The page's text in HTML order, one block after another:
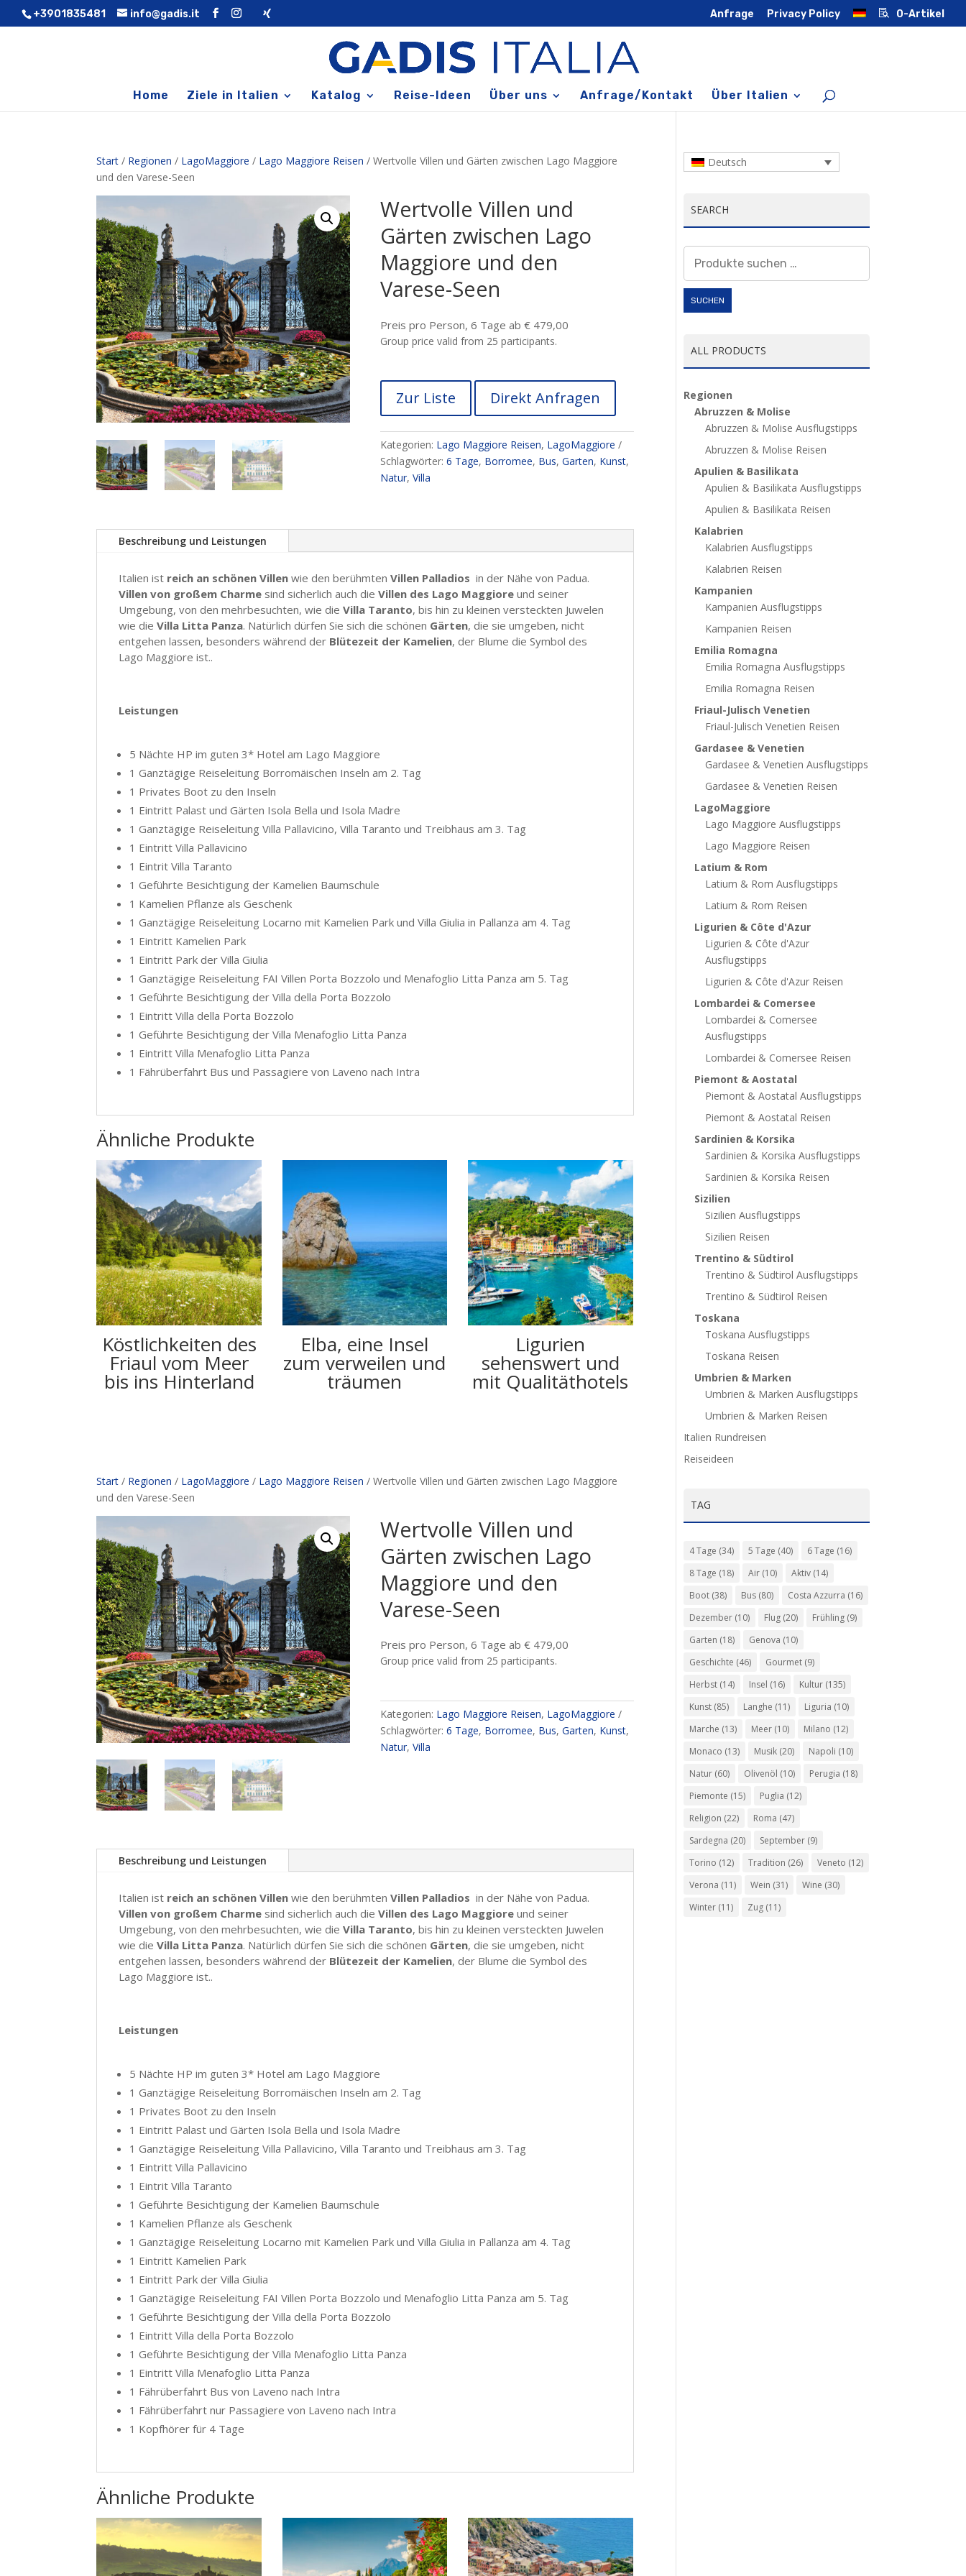
+3901835481 info@gadis.it Anfrage Privacy Policy 0-Artikel
Home Ziele in Italien Katalog Reise-Ideen Über uns Anfrage/Kontakt Über Italien
Start / Regionen / LagoMaggiore / Lago Maggiore Reisen / Wertvolle Villen und Gärten zwischen Lago Maggiore
und den Varese-Seen
Wertvolle Villen und
Gärten zwischen Lago
Maggiore und den
Varese-Seen
Preis pro Person, 6 Tage ab € 479,00
Group price valid from 25 participants.
Zur Liste Direkt Anfragen
Kategorien: Lago Maggiore Reisen, LagoMaggiore
Schlagwörter: 6 Tage, Borromee, Bus, Garten, Kunst,
Natur, Villa
Beschreibung und Leistungen
Italien ist reich an schönen Villen wie den berühmtenVillen Palladios in der Nähe von Padua.
Villen von großem Charme sind sicherlich auch dieVillen des Lago Maggiore und seiner
Umgebung, von den mehrbesuchten, wie dieVilla Taranto, bis hin zu kleinen versteckten Juwelen
wie dieVilla Litta Panza. Natürlich dürfen Sie sich die schönen Gärten, die sie umgeben, nicht
entgehen lassen, besonders während der Blütezeit der Kamelien, der Blume die Symbol des
Lago Maggiore ist..
Leistungen
5 Nächte HP im guten 3* Hotel am Lago Maggiore
1 Ganztägige Reiseleitung Borromäischen Inseln am 2. Tag
1 Privates Boot zu den Inseln
1 Eintritt Palast und Gärten Isola Bella und Isola Madre
1 Ganztägige Reiseleitung Villa Pallavicino, Villa Taranto und Treibhaus am 3. Tag
1 Eintritt Villa Pallavicino
1 Eintrit Villa Taranto
1 Geführte Besichtigung der Kamelien Baumschule
1 Kamelien Pflanze als Geschenk
1 Ganztägige Reiseleitung Locarno mit Kamelien Park und Villa Giulia in Pallanza am 4. Tag
1 Eintritt Kamelien Park
1 Eintritt Park der Villa Giulia
1 Ganztägige Reiseleitung FAI Villen Porta Bozzolo und Menafoglio Litta Panza am 5. Tag
1 Geführte Besichtigung der Villa della Porta Bozzolo
1 Eintritt Villa della Porta Bozzolo
1 Geführte Besichtigung der Villa Menafoglio Litta Panza
1 Eintritt Villa Menafoglio Litta Panza
1 Fährüberfahrt Bus und Passagiere von Laveno nach Intra
Ähnliche Produkte
Köstlichkeiten des
Friaul vom Meer
bis ins Hinterland
Elba, eine Insel
zum verweilen und
träumen
Ligurien
sehenswert und
mit Qualitäthotels
Start / Regionen / LagoMaggiore / Lago Maggiore Reisen / Wertvolle Villen und Gärten zwischen Lago Maggiore
und den Varese-Seen
Wertvolle Villen und
Gärten zwischen Lago
Maggiore und den
Varese-Seen
Preis pro Person, 6 Tage ab € 479,00
Group price valid from 25 participants.
Kategorien: Lago Maggiore Reisen, LagoMaggiore
Schlagwörter: 6 Tage, Borromee, Bus, Garten, Kunst,
Natur, Villa
Beschreibung und Leistungen
Italien ist reich an schönen Villen wie den berühmtenVillen Palladios in der Nähe von Padua.
Villen von großem Charme sind sicherlich auch dieVillen des Lago Maggiore und seiner
Umgebung, von den mehrbesuchten, wie dieVilla Taranto, bis hin zu kleinen versteckten Juwelen
wie dieVilla Litta Panza. Natürlich dürfen Sie sich die schönen Gärten, die sie umgeben, nicht
entgehen lassen, besonders während der Blütezeit der Kamelien, der Blume die Symbol des
Lago Maggiore ist..
Leistungen
5 Nächte HP im guten 3* Hotel am Lago Maggiore
1 Ganztägige Reiseleitung Borromäischen Inseln am 2. Tag
1 Privates Boot zu den Inseln
1 Eintritt Palast und Gärten Isola Bella und Isola Madre
1 Ganztägige Reiseleitung Villa Pallavicino, Villa Taranto und Treibhaus am 3. Tag
1 Eintritt Villa Pallavicino
1 Eintrit Villa Taranto
1 Geführte Besichtigung der Kamelien Baumschule
1 Kamelien Pflanze als Geschenk
1 Ganztägige Reiseleitung Locarno mit Kamelien Park und Villa Giulia in Pallanza am 4. Tag
1 Eintritt Kamelien Park
1 Eintritt Park der Villa Giulia
1 Ganztägige Reiseleitung FAI Villen Porta Bozzolo und Menafoglio Litta Panza am 5. Tag
1 Geführte Besichtigung der Villa della Porta Bozzolo
1 Eintritt Villa della Porta Bozzolo
1 Geführte Besichtigung der Villa Menafoglio Litta Panza
1 Eintritt Villa Menafoglio Litta Panza
1 Fährüberfahrt Bus von Laveno nach Intra
1 Fährüberfahrt nur Passagiere von Laveno nach Intra
1 Kopfhörer für 4 Tage
Ähnliche Produkte
Deutsch
SEARCH
nach:
SUCHEN
ALL PRODUCTS
Regionen
Abruzzen & Molise
Abruzzen & Molise Ausflugstipps
Abruzzen & Molise Reisen
Apulien & Basilikata
Apulien & Basilikata Ausflugstipps
Apulien & Basilikata Reisen
Kalabrien
Kalabrien Ausflugstipps
Kalabrien Reisen
Kampanien
Kampanien Ausflugstipps
Kampanien Reisen
Emilia Romagna
Emilia Romagna Ausflugstipps
Emilia Romagna Reisen
Friaul-Julisch Venetien
Friaul-Julisch Venetien Reisen
Gardasee & Venetien
Gardasee & Venetien Ausflugstipps
Gardasee & Venetien Reisen
LagoMaggiore
Lago Maggiore Ausflugstipps
Lago Maggiore Reisen
Latium & Rom
Latium & Rom Ausflugstipps
Latium & Rom Reisen
Ligurien & Côte d'Azur
Ligurien & Côte d'Azur
Ausflugstipps
Ligurien & Côte d'Azur Reisen
Lombardei & Comersee
Lombardei & Comersee
Ausflugstipps
Lombardei & Comersee Reisen
Piemont & Aostatal
Piemont & Aostatal Ausflugstipps
Piemont & Aostatal Reisen
Sardinien & Korsika
Sardinien & Korsika Ausflugstipps
Sardinien & Korsika Reisen
Sizilien
Sizilien Ausflugstipps
Sizilien Reisen
Trentino & Südtirol
Trentino & Südtirol Ausflugstipps
Trentino & Südtirol Reisen
Toskana
Toskana Ausflugstipps
Toskana Reisen
Umbrien & Marken
Umbrien & Marken Ausflugstipps
Umbrien & Marken Reisen
Italien Rundreisen
Reiseideen
TAG
4 Tage (34) 5 Tage (40) 6 Tage (16)
8 Tage (18) Air(10) Aktiv(14)
Boot(38) Bus(80) Costa Azzurra (16)
Dezember(10) Flug(20) Frühling(9)
Garten (18) Genova (10)
Geschichte (46) Gourmet(9)
Herbst(14) Insel (16) Kultur(135)
Kunst(85) Langhe (11) Liguria (10)
Marche (13) Meer(10) Milano (12)
Monaco (13) Musik(20) Napoli (10)
Natur(60) Olivenöl (10) Perugia (18)
Piemonte (15) Puglia (12)
Religion (22) Roma (47)
Sardegna (20) September(9)
Torino (12) Tradition (26) Veneto (12)
Verona (11) Wein (31) Wine (30)
Winter(11) Zug(11)